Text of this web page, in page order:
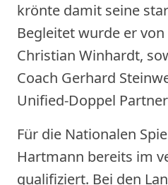
krönte damit seine
Begleitet wurde er
Christian Winhardt,
Coach Gerhard
Unified-Doppel
Für die Nationalen
Hartmann bereits im
qualifiziert. Bei den